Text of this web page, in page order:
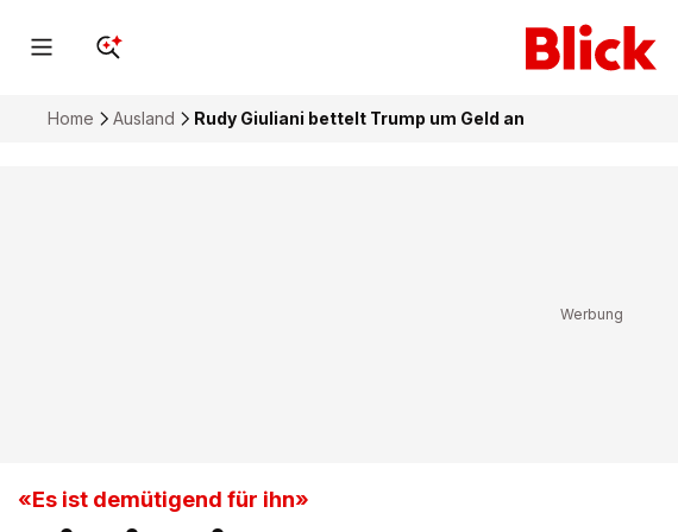
Home Ausland Rudy Giuliani bettelt Trump um Geld an
«Es ist demütigend für ihn»